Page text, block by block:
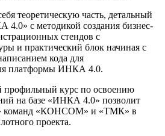
теоретическую часть, детальный
4.0» с методикой создания бизнес-
стендов с
и практический блок начиная с
кода для
платформы ИНКА 4.0.
профильный курс по освоению
на базе «ИНКА 4.0» позволит
команд «КОНСОМ» и «ТМК» в
проекта.